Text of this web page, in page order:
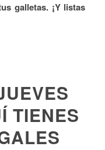
galletas. ¡Y listas
TIENES